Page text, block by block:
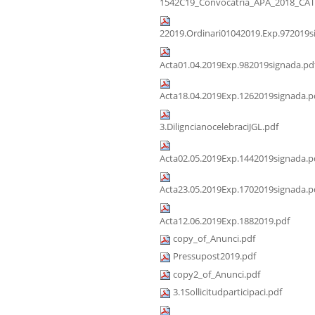
3.DiligncianocelebraciJGL.pdf
Acta12.06.2019Exp.1882019.pdf
copy_of_Anunci.pdf
Pressupost2019.pdf
copy2_of_Anunci.pdf
3.1Sollicitudparticipaci.pdf